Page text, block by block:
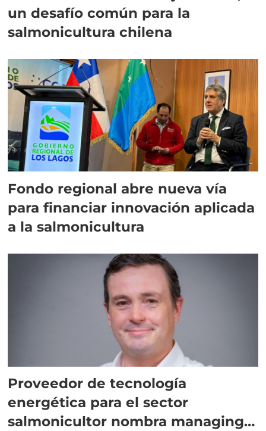
un desafío común para la
salmonicultura chilena
Fondo regional abre nueva vía
para financiar innovación aplicada
a la salmonicultura
Proveedor de tecnología
energética para el sector
salmonicultor nombra managing